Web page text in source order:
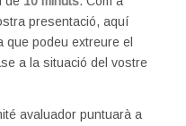
presentació, aquí
que podeu extreure el
a la situació del vostre
avaluador puntuarà a